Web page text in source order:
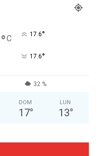
°C 17.6°
17.6°
32 %
DOM
17°
LUN
13°